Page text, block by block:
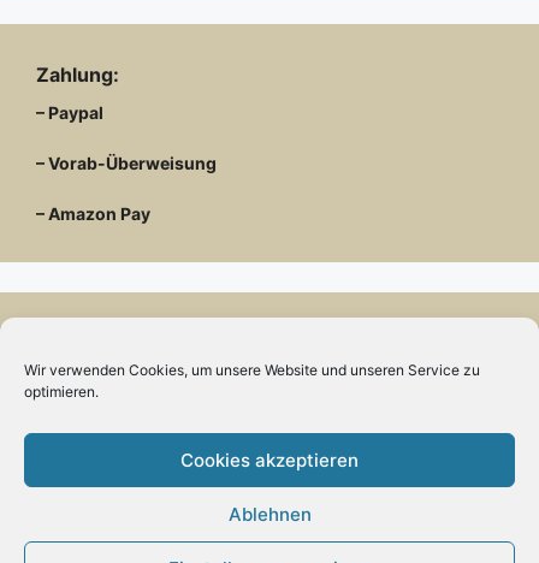
Wir verwenden Cookies, um unsere Website und unseren Service zu
optimieren.
Cookies akzeptieren
Ablehnen
Zahlung:
– Paypal
– Vorab-Überweisung
– Amazon Pay
Kontakt
Engels mode & schmuck